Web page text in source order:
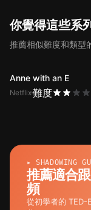
你覺得這些系
推薦相似難度和類型
Anne with an E
Netflix難度
▸ SHADOWING
推薦適合
頻
從初學者的 TED-